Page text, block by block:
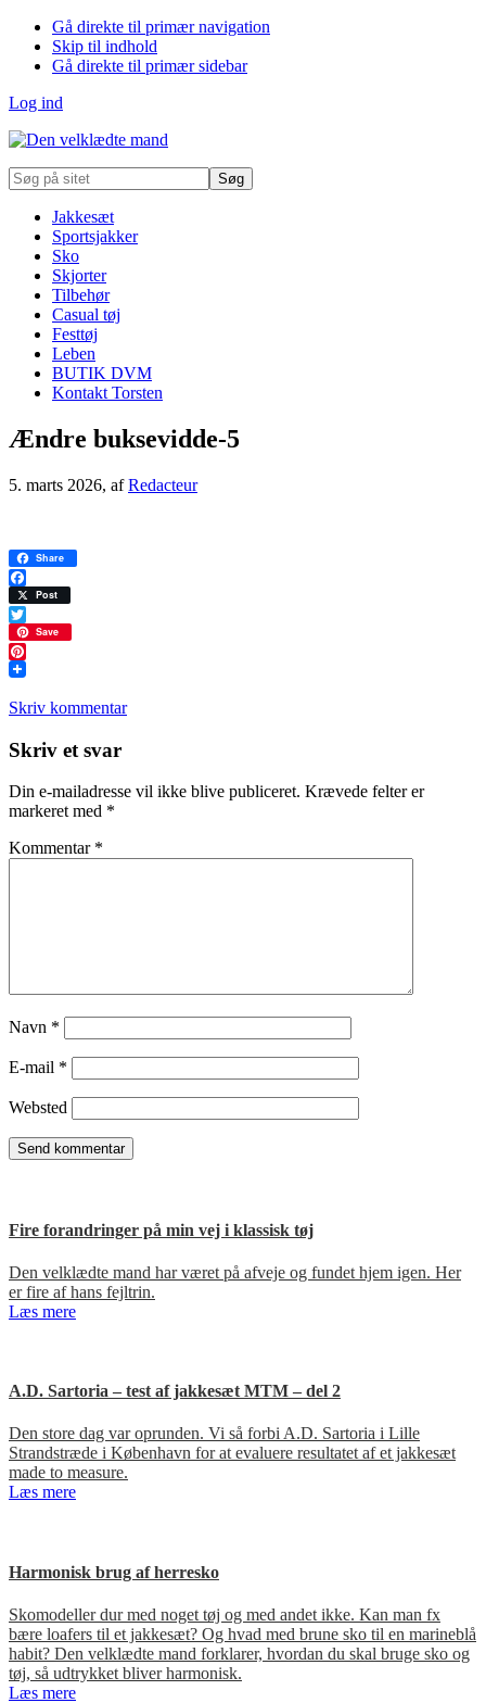
Gå direkte til primær navigation
Skip til indhold
Gå direkte til primær sidebar
Log ind
Søg
på
Jakkesæt
Sportsjakker
Sko
Skjorter
Tilbehør
Casual tøj
Festtøj
Leben
BUTIK DVM
Kontakt Torsten
Ændre buksevidde-5
5. marts 2026, afRedacteur
Share
Facebook
Post
Twitter
Save
Pinterest
Skriv kommentar
Læserinteraktioner
Skriv et svar
Din e-mailadresse vil ikke blive publiceret. Krævede felter er
markeret med *
Kommentar *
Navn *
E-mail *
Websted
Fire forandringer på min vej i klassisk tøj
Den velklædte mand har været på afveje og fundet hjem igen. Her
er fire af hans fejltrin.
Læs mere
A.D. Sartoria – test af jakkesæt MTM – del 2
Den store dag var oprunden. Vi så forbi A.D. Sartoria i Lille
Strandstræde i København for at evaluere resultatet af et jakkesæt
made to measure.
Læs mere
Harmonisk brug af herresko
Skomodeller dur med noget tøj og med andet ikke. Kan man fx
bære loafers til et jakkesæt? Og hvad med brune sko til en marineblå
habit? Den velklædte mand forklarer, hvordan du skal bruge sko og
tøj, så udtrykket bliver harmonisk.
Læs mere